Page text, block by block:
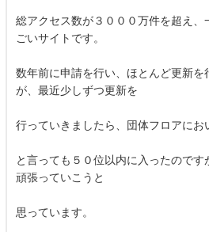
総アクセス数が３０００万件を超え、
ごいサイトです。
数年前に申請を行い、ほとんど更新を
が、最近少しずつ更新を
行っていきましたら、団体フロアにお
と言っても５０位以内に入ったので
頑張っていこうと
思っています。